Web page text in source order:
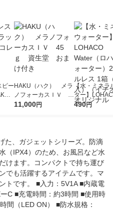
ピー HAKU（ハク） メラ
ノフォーカスＩＶ 4
5ｇ 資生堂 おまけ
11,000円
【水・ミネラ
ター】
r（ロハコウ
490円
た、ガジェットシリーズ。防滴
（IPX4）のため、お風呂など水
けます。コンパクトで持ち運び
でも活躍するアイテムです。マ
トです。 ■入力：5V1A ■内蔵電
C ■充電時間：約3時間 ■使用時
間（LED ON） ■防水規格：